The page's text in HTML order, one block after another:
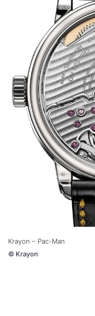
Krayon – Pac-Man
© Krayon